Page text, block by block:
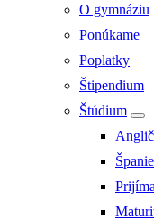
O gymnáziu
Ponúkame
Poplatky
Štipendium
Štúdium